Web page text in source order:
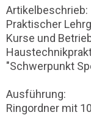
Artikelbeschrieb:
Praktischer
Kurse und
"Schwerpunkt
Ausführung:
Ringordner mit